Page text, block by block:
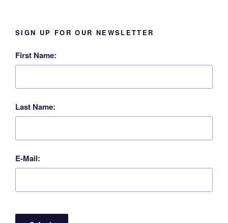
SIGN UP FOR OUR NEWSLETTER
First Name:
Last Name:
E-Mail: